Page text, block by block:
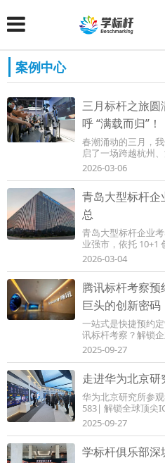
案例中心
三月标杆之旅圆
呼 “满载而归”！
春潮涌动的三月，
启了一场跨越杭州
器人专题考察。从
2026-03-06
青岛大型标杆企
总
青岛大型标杆企业
业强市，依托 10+1
链链主企业及一批
2026-03-04
腾讯标杆考察
巨头的创新密码
一站式是快捷预约
讯标杆考察？解锁
在眉睫的当下，无数
2025-09-27
走进华为北京
华为北京研究所参
583| 解锁全球顶尖
为北研所？ 作为华
2025-09-27
学标杆俱乐部深